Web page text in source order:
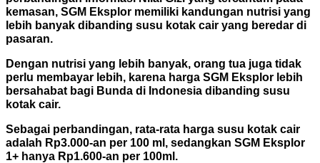
kemasan, SGM Eksplor memiliki kandungan nutrisi yang
lebih banyak dibanding susu kotak cair yang beredar di
pasaran.
Dengan nutrisi yang lebih banyak, orang tua juga tidak
perlu membayar lebih, karena harga SGM Eksplor lebih
bersahabat bagi Bunda di Indonesia dibanding susu
kotak cair.
Sebagai perbandingan, rata-rata harga susu kotak cair
adalah Rp3.000-an per 100 ml, sedangkan SGM Eksplor
1+ hanya Rp1.600-an per 100ml.